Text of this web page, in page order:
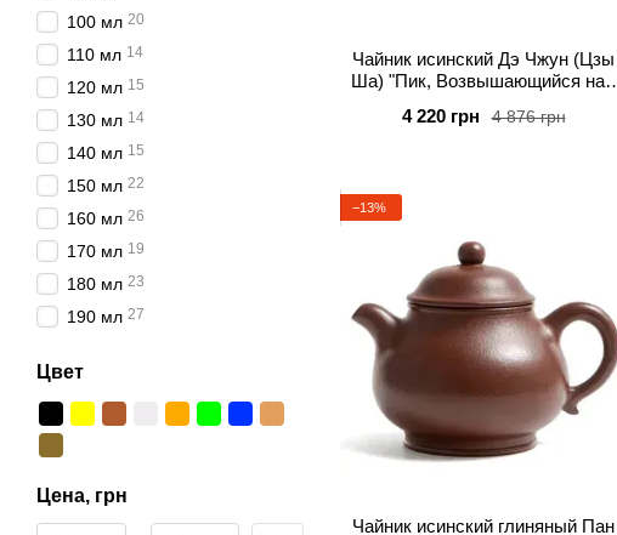
Чайник исинский Дэ Чжун (Цзы
Ша) "Пик, Возвышающийся над
4 876 грн
4 220 грн
−13%
Чайник исинский глиняный Пан
100 мл 20
110 мл 14
120 мл 15
130 мл 14
140 мл 15
150 мл 22
160 мл 26
170 мл 19
180 мл 23
190 мл 27
210 мл
Цвет
Цена, грн